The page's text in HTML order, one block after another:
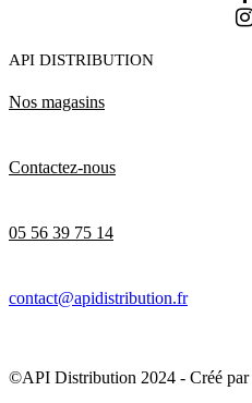
API DISTRIBUTION
Nos magasins
Contactez-nous
05 56 39 75 14
contact@apidistribution.fr
©API Distribution 2024 - Créé par